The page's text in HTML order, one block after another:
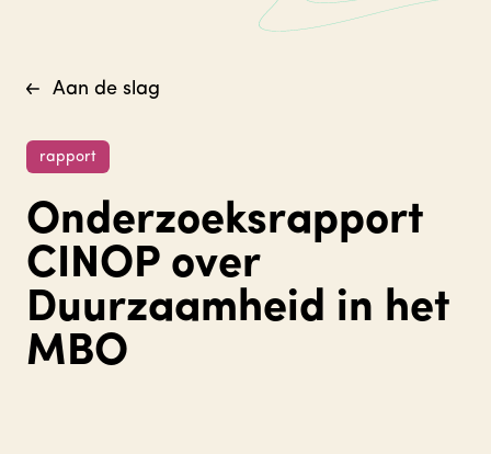
Aan de slag
rapport
Onderzoeksrapport
CINOP over
Duurzaamheid in het
MBO